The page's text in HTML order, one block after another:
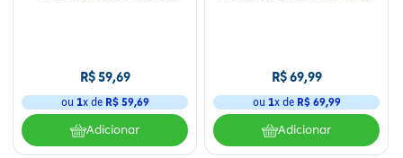
R$59,69
ou 1x de R$ 59,69
Adicionar
R$69,99
ou 1x de R$ 69,99
Adicionar